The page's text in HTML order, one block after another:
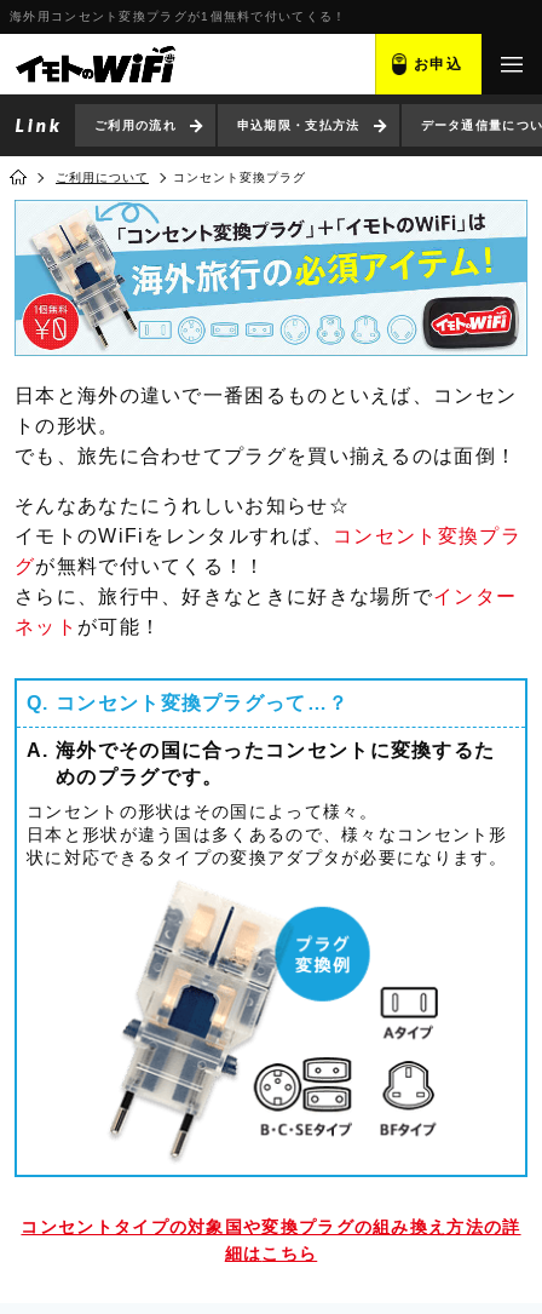
海外用コンセント変換プラグが1個無料で付いてくる！
お申込
ご利用の流れ 申込期限・支払方法 データ通信量につ
ご利用について コンセント変換プラグ
日本と海外の違いで一番困るものといえば、コンセン
トの形状。
でも、旅先に合わせてプラグを買い揃えるのは面倒！
そんなあなたにうれしいお知らせ☆
イモトのWiFiをレンタルすれば、
コンセント変換プラ
グが無料で付いてくる！！
さらに、旅行中、好きなときに好きな場所でインター
ネット が可能！
Q. コンセント変換プラグって…？
A. 海外でその国に合ったコンセントに変換するた
めのプラグです。
コンセントの形状はその国によって様々。
日本と形状が違う国は多くあるので、様々なコンセント形
状に対応できるタイプの変換アダプタが必要になります。
コンセントタイプの対象国や変換プラグの組み換え方法の詳
細はこちら